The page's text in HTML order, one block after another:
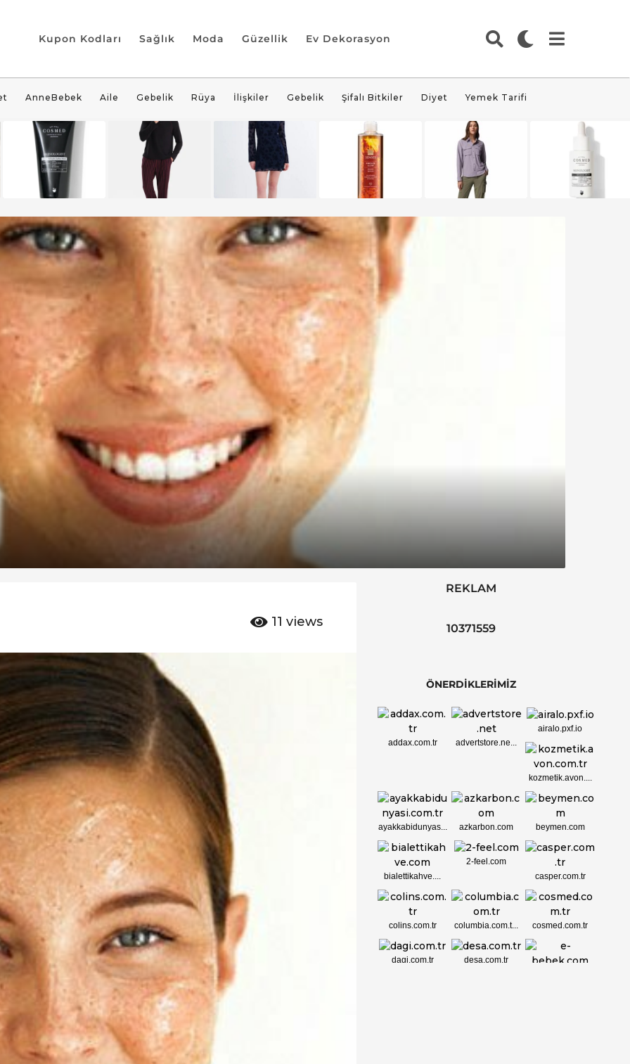
Kupon Kodları Sağlık Moda Güzellik Ev Dekorasyon
AnneBebek Aile Gebelik Rüya İlişkiler Gebelik Şifalı Bitkiler Diyet Yemek Tarifi
11 views
REKLAM
10371559
ÖNERDİKLERİMİZ
addax.com.tr advertstore.ne...
airalo.pxf.io
kozmetik.avon....
ayakkabidunyas... azkarbon.com beymen.com
bialettikahve....
2-feel.com
casper.com.tr
colins.com.tr columbia.com.t... cosmed.com.tr
dagi.com.tr
desa.com.tr